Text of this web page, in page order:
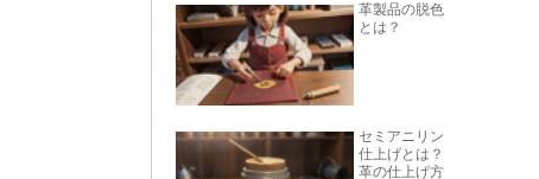
革製品の脱色
とは？
セミアニリン
仕上げとは？
革の仕上げ方